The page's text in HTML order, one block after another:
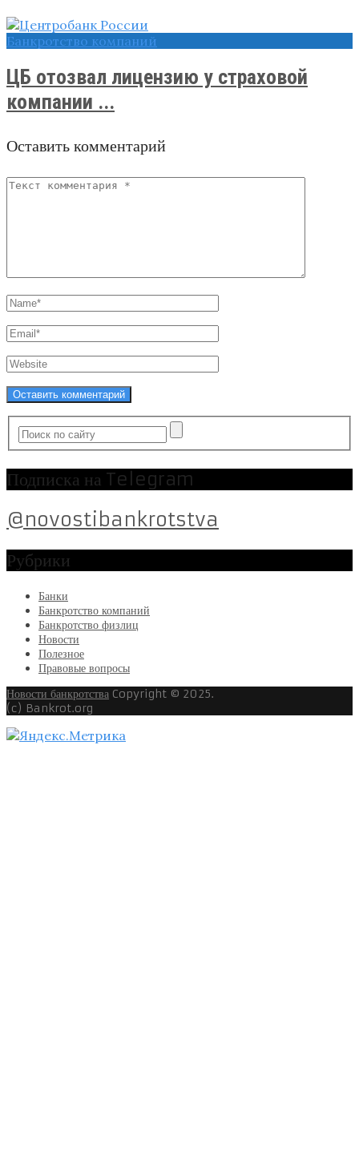
Банкротство компаний
ЦБ отозвал лицензию у страховой
компании ...
Оставить комментарий
Подписка на Telegram
@novostibankrotstva
Рубрики
Банки
Банкротство компаний
Банкротство физлиц
Новости
Полезное
Правовые вопросы
Новости банкротства Copyright © 2025.
(c) Bankrot.org